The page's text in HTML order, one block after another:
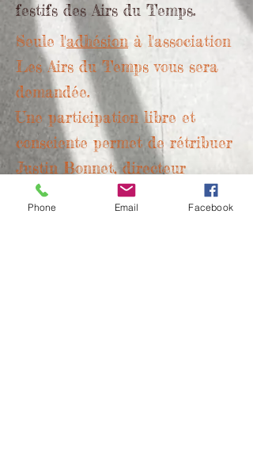
festifs des Airs du Temps.
Seule l'adhésionà l'association
Les Airs du Temps vous sera
demandée.
Une participation libre et
consciente permet de rétribuer
Justin Bonnet, directeur
artistique des Airs du Temps,
Phone Email Facebook